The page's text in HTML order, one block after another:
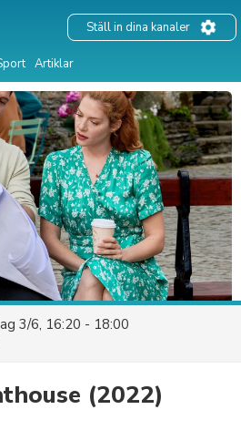
Artiklar
Ställ in dina kanaler
3/6, 16:20 - 18:00
(2022)